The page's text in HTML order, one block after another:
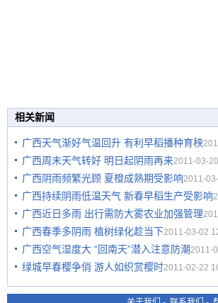
相关新闻
广西天气渐好气温回升 有利早稻播种育秧
广西周末天气转好 明日起阴雨再来2011-03-
广西阴雨频繁光顾 夏橙成熟期受影响2011-
广西持续阴雨低温天气 新春早稻生产受影响
广西近日多雨 出行需防大雾农业加强管理
广西春季多阴雨 植树绿化趁当下2011-03-02
广西空气湿度大 “回南天”潜入注意防潮2011-
绿城早春樱争俏 游人如织赏樱时2011-02-22